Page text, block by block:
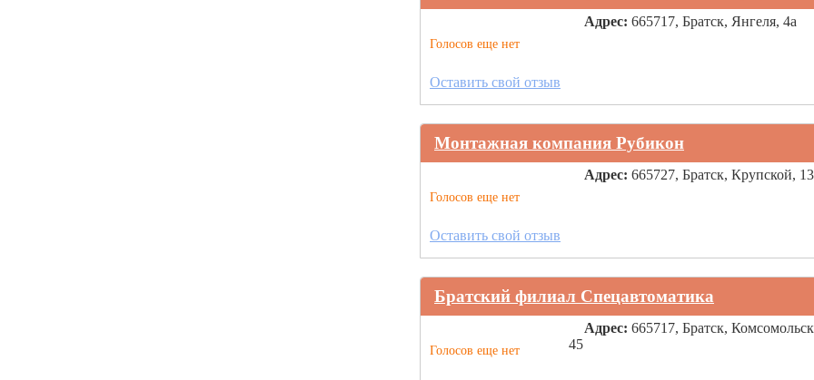
Голосов еще нет
Адрес: 665717, Братск, Янгеля, 4а
Оставить свой отзыв
Монтажная компания Рубикон
Голосов еще нет
Адрес: 665727, Братск, Крупской, 13
Оставить свой отзыв
Братский филиал Спецавтоматика
Голосов еще нет
Адрес: 665717, Братск,
45